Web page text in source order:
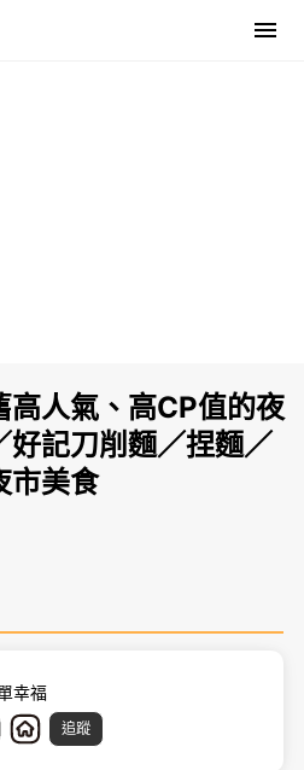
高人氣、高CP值的夜
記刀削麵／捏麵／
市美食
幸福
追蹤